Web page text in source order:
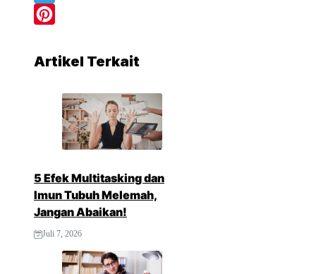
Telegram
Artikel Terkait
5 Efek Multitasking dan
Imun Tubuh Melemah,
Jangan Abaikan!
Juli 7, 2026